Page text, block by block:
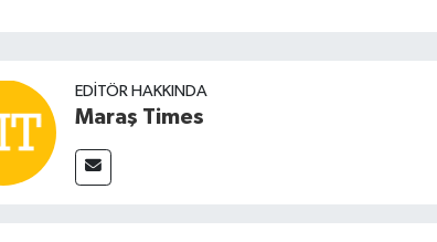
EDITÖR HAKKINDA
Maraş Times